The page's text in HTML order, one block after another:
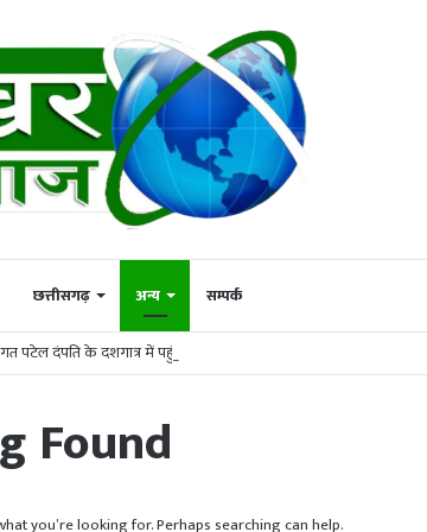
छत्तीसगढ़ अन्य सम्पर्क
पटेल दंपति के दशगात्र में पहुंचे जिपं अध्यक्ष संजय पांडेय, व्यक्त की गहरी संवेदना
Found
you’re looking for. Perhaps searching can help.